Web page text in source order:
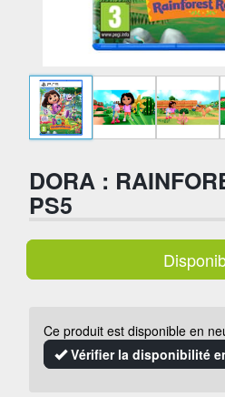
DORA :
PS5
Ce produit est disponible en
Vérifier la disponibilité